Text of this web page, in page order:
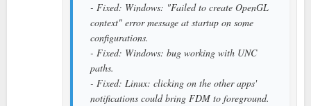
- Fixed: Windows: "Failed to create OpenGL
context" error message at startup on some
configurations.
- Fixed: Windows: bug working with UNC
paths.
- Fixed: Linux: clicking on the other apps'
notifications could bring FDM to foreground.